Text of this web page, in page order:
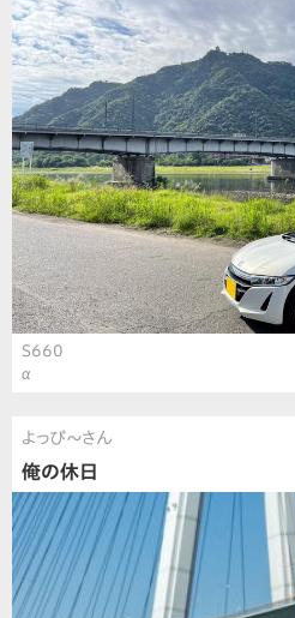
S660
α
よっぴ〜さん
俺の休日